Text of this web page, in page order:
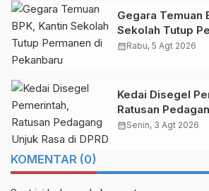
Gegara Temuan
Sekolah Tutup
Pekanbaru
calendar_monthRabu, 5 Agt 2026
Kedai Disegel
Ratusan
DPRD Pekanbaru
calendar_monthSenin, 3 Agt 2026
KOMENTAR (0)